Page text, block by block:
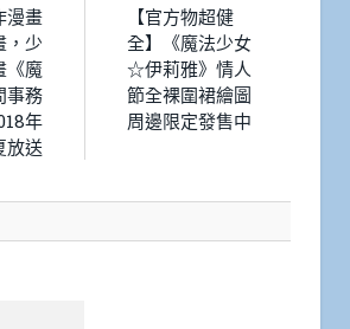
漫畫
，少
《魔
事務
年
放送
【官方物超健
全】《魔法少女
☆伊莉雅》情人
節全裸圍裙繪圖
周邊限定發售中